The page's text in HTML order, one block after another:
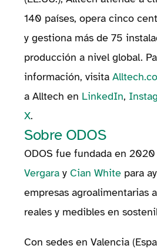
140 países, opera cinco
y gestiona más de 75
producción a nivel global.
información, visita
a Alltech en LinkedIn,
X.
Sobre ODOS
ODOS fue fundada en
Vergaray Cian Whitepara
empresas agroalimentarias
reales y medibles en
Con sedes en Valencia